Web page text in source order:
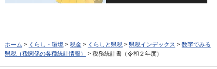
ホーム > くらし・環境 > 税金 > くらしと県税 > 県税インデックス > 数字でみる
県税（税関係の各種統計情報）
> 税務統計書（令和２年度）